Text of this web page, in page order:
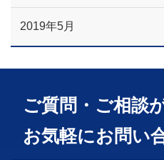
2019年5月
ご質問・ご相談
お気軽にお問い